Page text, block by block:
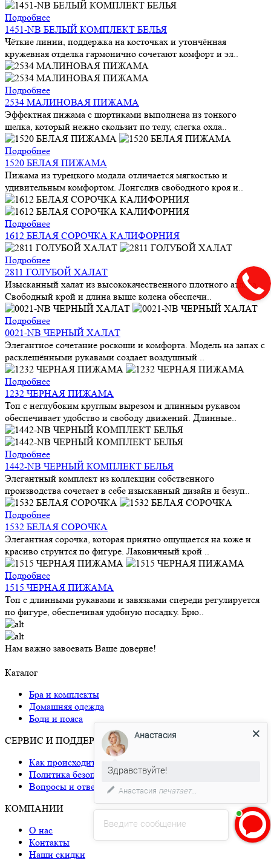
Подробнее
1451-NB БЕЛЫЙ КОМПЛЕКТ БЕЛЬЯ
Чёткие линии, поддержка на косточках и утончённая
кружевная отделка гармонично сочетают комфорт и эл..
Подробнее
2534 МАЛИНОВАЯ ПИЖАМА
Эффектная пижама с шортиками выполнена из тонкого
шелка, который нежно скользит по телу, слегка охла..
Подробнее
1520 БЕЛАЯ ПИЖАМА
Пижама из турецкого модала отличается мягкостью и
удивительным комфортом. Лонгслив свободного кроя и..
Подробнее
1612 БЕЛАЯ СОРОЧКА КАЛИФОРНИЯ
Подробнее
2811 ГОЛУБОЙ ХАЛАТ
Изысканный халат из высококачественного плотного атласа.
Свободный крой и длина выше колена обеспечи..
Подробнее
0021-NB ЧЕРНЫЙ ХАЛАТ
Элегантное сочетание роскоши и комфорта. Модель на запах с
расклешёнными рукавами создает воздушный ..
Подробнее
1232 ЧЕРНАЯ ПИЖАМА
Топ с неглубоким круглым вырезом и длинным рукавом
обеспечивает удобство и свободу движений. Длинные..
Подробнее
1442-NB ЧЕРНЫЙ КОМПЛЕКТ БЕЛЬЯ
Элегантный комплект из коллекции собственного
производства сочетает в себе изысканный дизайн и безуп..
Подробнее
1532 БЕЛАЯ СОРОЧКА
Элегантная сорочка, которая приятно ощущается на коже и
красиво струится по фигуре. Лаконичный крой ..
Подробнее
1515 ЧЕРНАЯ ПИЖАМА
Топ с длинными рукавами и завязками спереди регулируется
по фигуре, обеспечивая удобную посадку. Брю..
Нам важно завоевать Ваше доверие!
Каталог
Бра и комплекты
Домашняя одежда
Боди и пояса
СЕРВИС И ПОДДЕРЖКА
Как происходит доставка
Политика безопасности
Вопросы и ответы
КОМПАНИИ
О нас
Контакты
Наши скидки
Введите сообщение
Анастасия
Здравствуйте!
Анастасия печатает...